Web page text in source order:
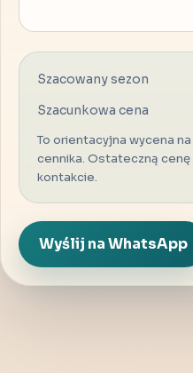
Szacowany sezon
Szacunkowa cena
To orientacyjna wycena
cennika. Ostateczną
kontakcie.
Wyślij na WhatsApp